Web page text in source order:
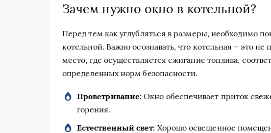
Зачем нужно окно в котельной?
Перед тем как углубляться в размеры, необходимо
котельной. Важно осознавать, что котельная – это
место, где осуществляется сжигание топлива,
определенных норм безопасности.
Проветривание: Окно обеспечивает приток
горения.
Естественный свет: Хорошо освещенное